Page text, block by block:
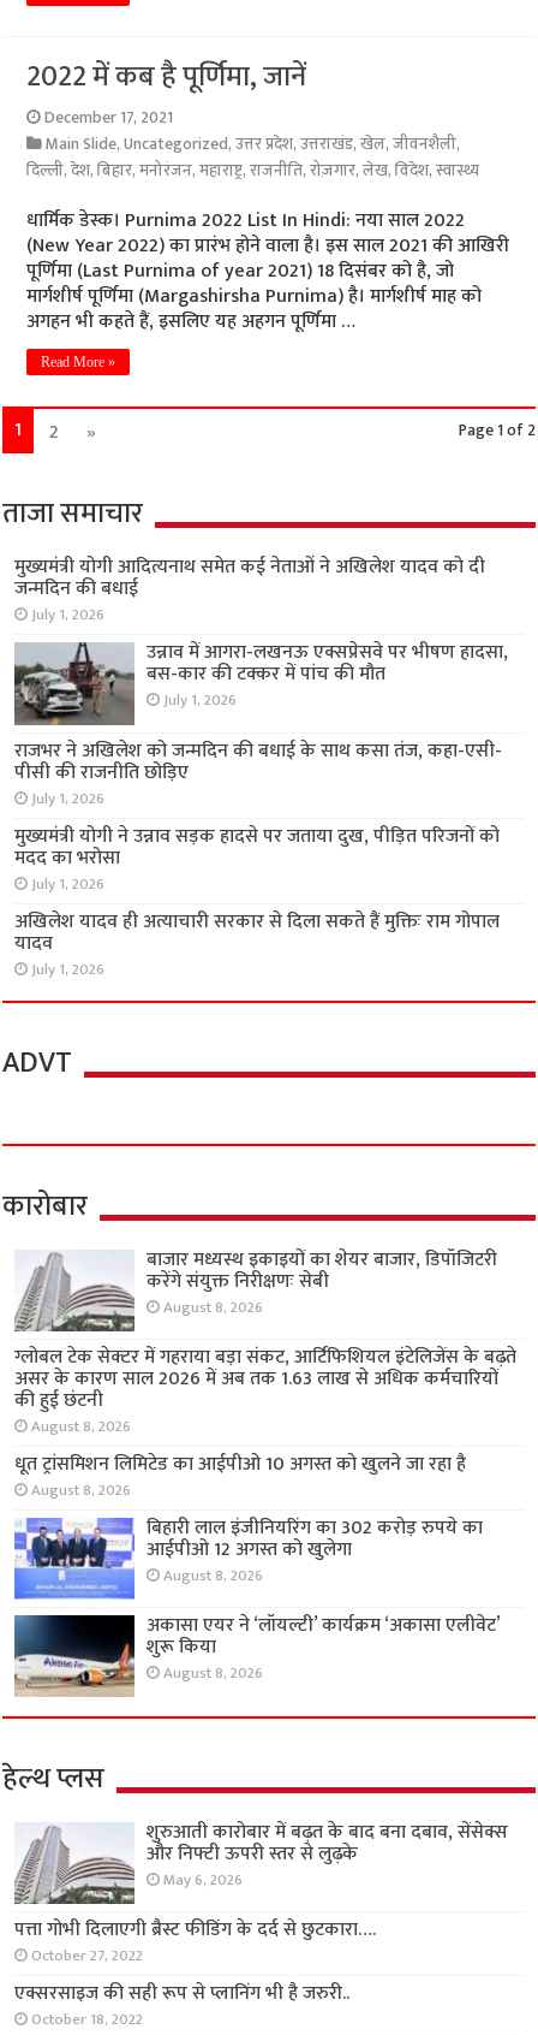
2022 में कब है पूर्णिमा, जानें
December 17, 2021
Main Slide,Uncategorized,उत्तर प्रदेश,उत्तराखंड,खेल,जीवनशैली,
दिल्ली,देश,बिहार,मनोरंजन,महाराष्ट्र,राजनीति,रोज़गार,लेख,विदेश,स्वास्थ्य
धार्मिक डेस्क। Purnima 2022 List In Hindi: नया साल 2022
(New Year 2022) का प्रारंभ होने वाला है। इस साल 2021 की आखिरी
पूर्णिमा (Last Purnima of year 2021) 18 दिसंबर को है, जो
मार्गशीर्ष पूर्णिमा (Margashirsha Purnima) है। मार्गशीर्ष माह को
अगहन भी कहते हैं, इसलिए यह अहगन पूर्णिमा …
Read More »
Page 1 of 2
1 2 »
ताजा समाचार
मुख्यमंत्री योगी आदित्यनाथ समेत कई नेताओं ने अखिलेश यादव को दी
जन्मदिन की बधाई
July 1, 2026
उन्नाव में आगरा-लखनऊ एक्सप्रेसवे पर भीषण हादसा,
बस-कार की टक्कर में पांच की मौत
July 1, 2026
राजभर ने अखिलेश को जन्मदिन की बधाई के साथ कसा तंज, कहा-एसी-
पीसी की राजनीति छोड़िए
July 1, 2026
मुख्यमंत्री योगी ने उन्नाव सड़क हादसे पर जताया दुख, पीड़ित परिजनों को
मदद का भरोसा
July 1, 2026
अखिलेश यादव ही अत्याचारी सरकार से दिला सकते हैं मुक्तिः राम गोपाल
यादव
July 1, 2026
ADVT
कारोबार
बाजार मध्यस्थ इकाइयों का शेयर बाजार, डिपॉजिटरी
करेंगे संयुक्त निरीक्षणः सेबी
August 8, 2026
ग्लोबल टेक सेक्टर में गहराया बड़ा संकट, आर्टिफिशियल इंटेलिजेंस के बढ़ते
असर के कारण साल 2026 में अब तक 1.63 लाख से अधिक कर्मचारियों
की हुई छंटनी
August 8, 2026
धूत ट्रांसमिशन लिमिटेड का आईपीओ 10 अगस्त को खुलने जा रहा है
August 8, 2026
बिहारी लाल इंजीनियरिंग का 302 करोड़ रुपये का
आईपीओ 12 अगस्त को खुलेगा
August 8, 2026
अकासा एयर ने ‘लॉयल्टी’ कार्यक्रम ‘अकासा एलीवेट’
शुरू किया
August 8, 2026
हेल्थ प्लस
शुरुआती कारोबार में बढ़त के बाद बना दबाव, सेंसेक्स
और निफ्टी ऊपरी स्तर से लुढ़के
May 6, 2026
पत्ता गोभी दिलाएगी ब्रैस्ट फीडिंग के दर्द से छुटकारा….
October 27, 2022
एक्सरसाइज की सही रूप से प्लानिंग भी है जरुरी..
October 18, 2022